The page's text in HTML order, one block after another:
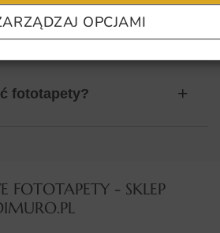
OPCJAMI
fototapety?
FOTOTAPETY - SKLEP